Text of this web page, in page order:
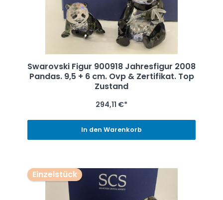
Swarovski Figur 900918 Jahresfigur 2008
Pandas. 9,5 + 6 cm. Ovp & Zertifikat. Top
Zustand
294,11 €*
In den Warenkorb
Einzelstück